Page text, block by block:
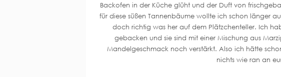
Backofen in der Küche glüht und der Duft von
für diese süßen Tannenbäume wollte ich schon länger
doch richtig was her auf dem Plätzchenteller. Ich
gebacken und sie sind mit einer Mischung aus
Mandelgeschmack noch verstärkt. Also ich hätte
nichts wie ran an